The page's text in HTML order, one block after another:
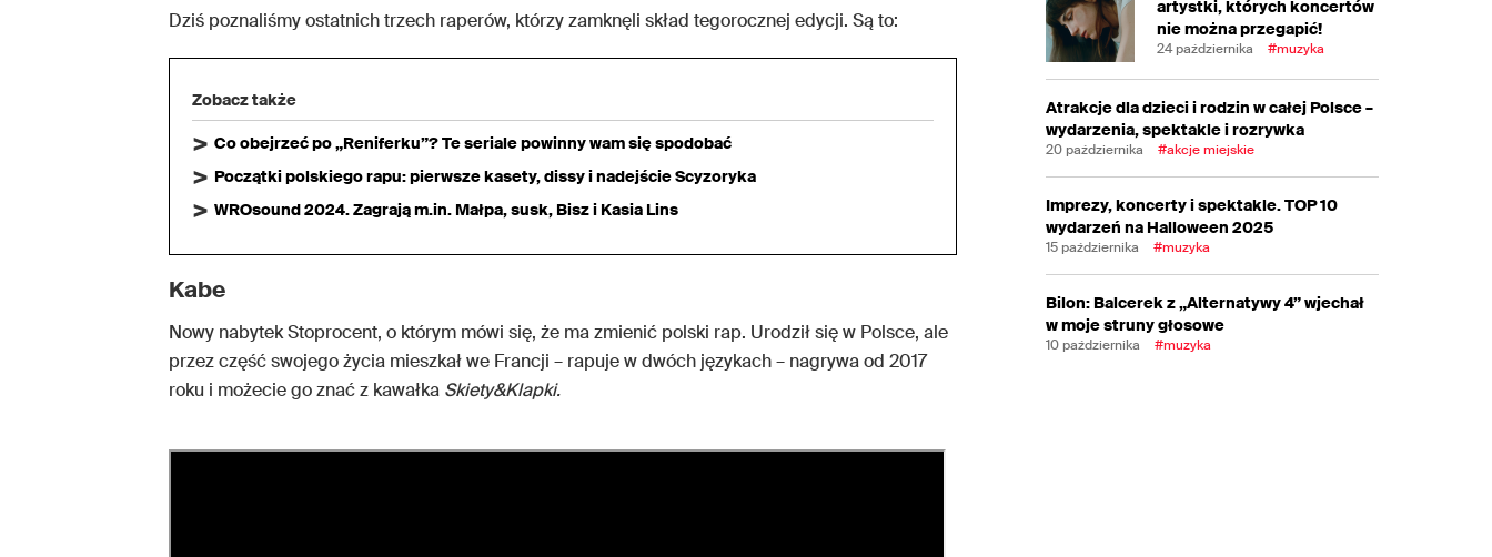
Dziś poznaliśmy ostatnich trzech raperów, którzy zamknęli skład tegorocznej edycji. Są to:
Zobacz także
Co obejrzeć po „Reniferku”? Te seriale powinny wam się spodobać
Początki polskiego rapu: pierwsze kasety, dissy i nadejście Scyzoryka
WROsound 2024. Zagrają m.in. Małpa, susk, Bisz i Kasia Lins
Kabe
Nowy nabytek Stoprocent, o którym mówi się, że ma zmienić polski rap. Urodził się w Polsce, ale
przez część swojego życia mieszkał we Francji – rapuje w dwóch językach – nagrywa od 2017
roku i możecie go znać z kawałka Skiety&Klapki.
artystki, których koncertów
nie można przegapić!
24 października #muzyka
Atrakcje dla dzieci i rodzin w całej Polsce –
wydarzenia, spektakle i rozrywka
20 października #akcje miejskie
Imprezy, koncerty i spektakle. TOP 10
wydarzeń na Halloween 2025
15 października #muzyka
Bilon: Balcerek z „Alternatywy 4” wjechał
w moje struny głosowe
10 października #muzyka